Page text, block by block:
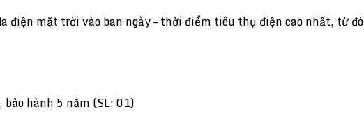
điện mặt trời vào ban ngày – thời điểm tiêu thụ điện cao nhất, từ
hành 5 năm (SL: 01)